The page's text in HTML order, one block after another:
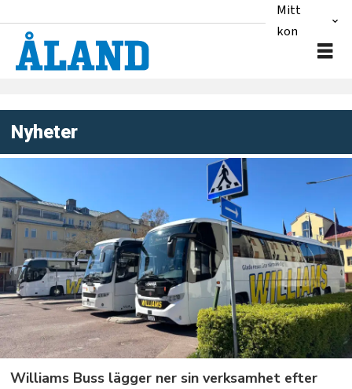
Mitt
konto
Nyheter
Williams Buss lägger ner sin verksamhet efter